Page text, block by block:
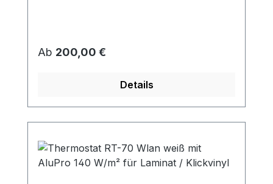
Regulärer Preis:
Ab 200,00 €
Details